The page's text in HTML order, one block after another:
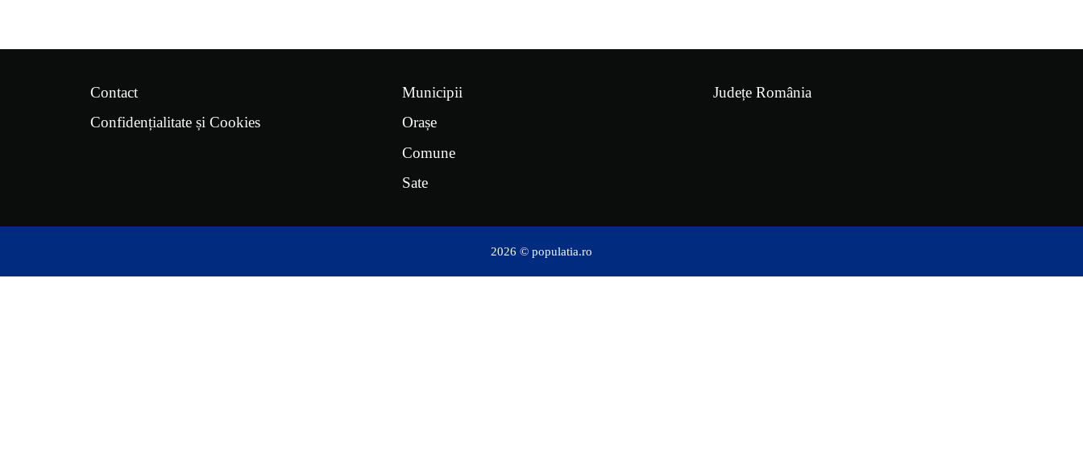
Contact
Confidențialitate și Cookies
Municipii
Orașe
Comune
Sate
Județe România
2026 © populatia.ro